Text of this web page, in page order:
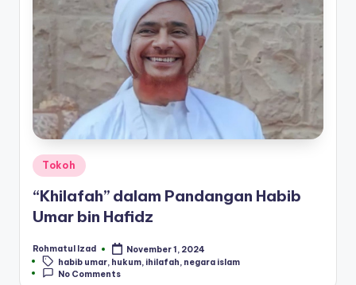
Posted
in
Tokoh
“Khilafah” dalam Pandangan Habib
Umar bin Hafidz
Posted
by
Rohmatul Izad
November 1, 2024
Tags:habib umar hukum ihilafah negara islam
No Comments